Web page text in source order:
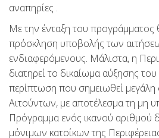
αναπηρίες .
Με την ένταξη του προγράμματος
πρόσκληση υποβολής των
ενδιαφερόμενους. Μάλιστα, η
διατηρεί το δικαίωμα αύξησης
περίπτωση που σημειωθεί
Αιτούντων, με αποτέλεσμα τη μη
Πρόγραμμα ενός ικανού αριθμού
μόνιμων κατοίκων της